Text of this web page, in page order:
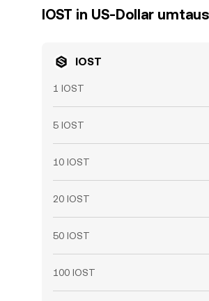
IOST in US-Dollar
IOST
1 IOST
5 IOST
10 IOST
20 IOST
50 IOST
100 IOST